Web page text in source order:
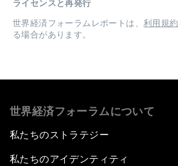
ライセンスと再発行
世界経済フォーラムレポートは、 利用規約
る場合があります。
世界経済フォーラムについて
私たちのストラテジー
私たちのアイデンティティ